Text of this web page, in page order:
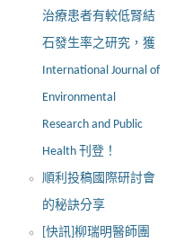
治療患者有較低腎結
石發生率之研究，獲
International Journal of
Environmental
Research and Public
Health 刊登！
順利投稿國際研討會
的秘訣分享
[快訊]柳瑞明醫師團